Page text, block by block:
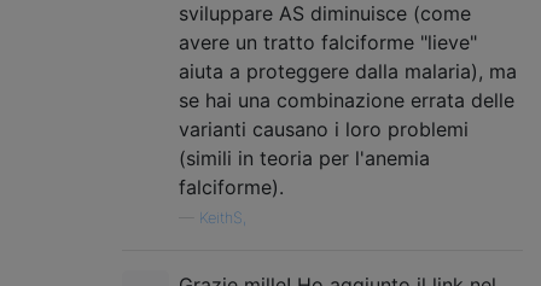
sviluppare AS diminuisce (come
avere un tratto falciforme "lieve"
aiuta a proteggere dalla malaria), ma
se hai una combinazione errata delle
varianti causano i loro problemi
(simili in teoria per l'anemia
falciforme).
KeithS,